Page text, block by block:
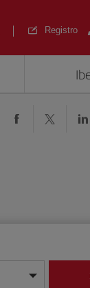
Registro